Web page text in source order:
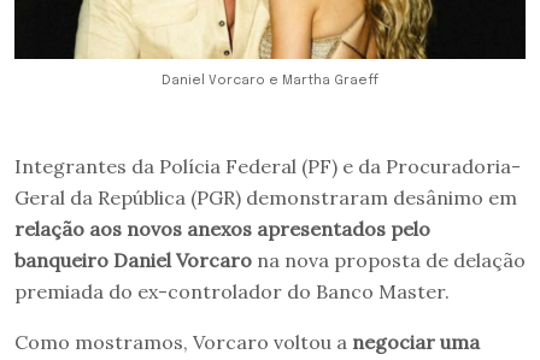
Daniel Vorcaro e Martha Graeff
Integrantes da Polícia Federal (PF) e da Procuradoria-
Geral da República (PGR) demonstraram desânimo em
relação aos novos anexos apresentados pelo
banqueiro Daniel Vorcaro na nova proposta de delação
premiada do ex-controlador do Banco Master.
Como mostramos, Vorcaro voltou a negociar uma